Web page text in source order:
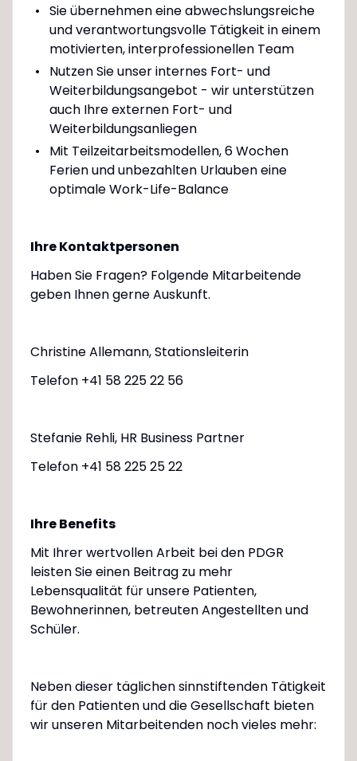
Sie übernehmen eine abwechslungsreiche
und verantwortungsvolle Tätigkeit in einem
motivierten, interprofessionellen Team
Nutzen Sie unser internes Fort- und
Weiterbildungsangebot - wir unterstützen
auch Ihre externen Fort- und
Weiterbildungsanliegen
Mit Teilzeitarbeitsmodellen, 6 Wochen
Ferien und unbezahlten Urlauben eine
optimale Work-Life-Balance
Ihre Kontaktpersonen
Haben Sie Fragen? Folgende Mitarbeitende
geben Ihnen gerne Auskunft.
Christine Allemann, Stationsleiterin
Telefon +41 58 225 22 56
Stefanie Rehli, HR Business Partner
Telefon +41 58 225 25 22
Ihre Benefits
Mit Ihrer wertvollen Arbeit bei den PDGR
leisten Sie einen Beitrag zu mehr
Lebensqualität für unsere Patienten,
Bewohnerinnen, betreuten Angestellten und
Schüler.
Neben dieser täglichen sinnstiftenden Tätigkeit
für den Patienten und die Gesellschaft bieten
wir unseren Mitarbeitenden noch vieles mehr: